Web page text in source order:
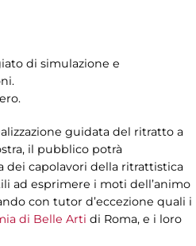
di simulazione e
guidata del ritratto a
il pubblico potrà
dei capolavori della ritrattistica
ad esprimere i moti dell’animo
con tutor d’eccezione quali i
di Belle Arti di Roma, e i loro